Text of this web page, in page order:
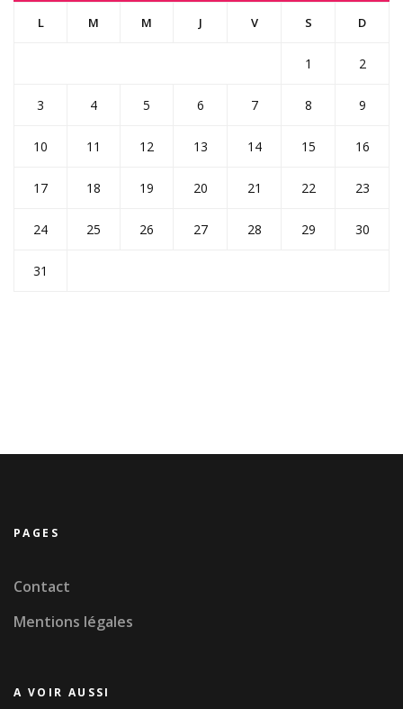
L M M J V S D
1 2
3 4 5 6 7 8 9
10 11 12 13 14 15 16
17 18 19 20 21 22 23
24 25 26 27 28 29 30
31
PAGES
Contact
Mentions légales
A VOIR AUSSI